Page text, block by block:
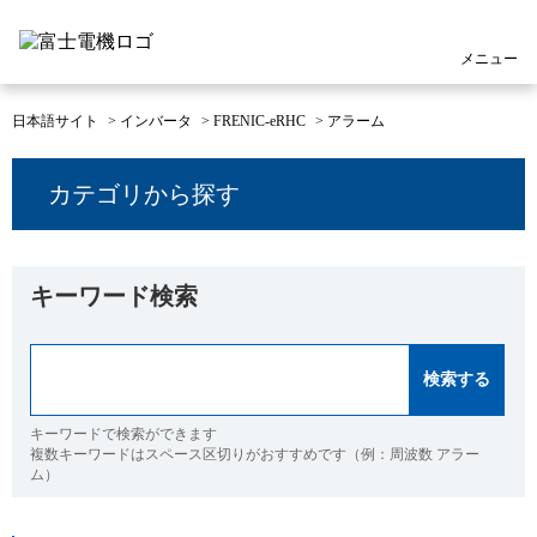
メニュー
日本語サイト > インバータ > FRENIC-eRHC > アラーム
カテゴリから探す
キーワード検索
キーワードで検索ができます
複数キーワードはスペース区切りがおすすめです（例：周波数 アラー
ム）